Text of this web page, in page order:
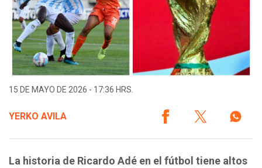
15 DE MAYO DE 2026 - 17:36 HRS.
YERKO AVILA
La historia de Ricardo Adé en el fútbol tiene altos